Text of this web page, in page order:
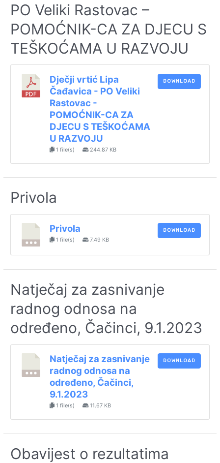
PO Veliki Rastovac –
POMOĆNIK-CA ZA DJECU S
TEŠKOĆAMA U RAZVOJU
Dječji vrtić Lipa
Čađavica - PO Veliki
Rastovac -
POMOĆNIK-CA ZA
DJECU S TEŠKOĆAMA
U RAZVOJU
1 file(s) 244.87 KB
DOWNLOAD
Privola
Privola
1 file(s) 7.49 KB
DOWNLOAD
Natječaj za zasnivanje
radnog odnosa na
određeno, Čačinci, 9.1.2023
Natječaj za zasnivanje
radnog odnosa na
određeno, Čačinci,
9.1.2023
1 file(s) 11.67 KB
DOWNLOAD
Obavijest o rezultatima